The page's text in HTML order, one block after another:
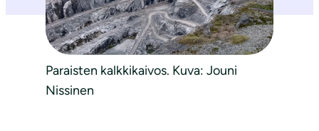
Paraisten kalkkikaivos. Kuva: Jouni
Nissinen